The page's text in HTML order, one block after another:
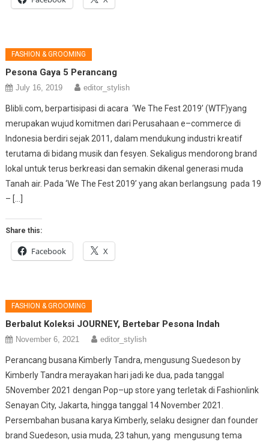
FASHION & GROOMING
Pesona Gaya 5 Perancang
July 16, 2019 editor_stylish
Blibli.com, berpartisipasi di acara ‘We The Fest 2019’ (WTF)yang
merupakan wujud komitmen dari Perusahaan e–commerce di
Indonesia berdiri sejak 2011, dalam mendukung industri kreatif
terutama di bidang musik dan fesyen. Sekaligus mendorong brand
lokal untuk terus berkreasi dan semakin dikenal generasi muda
Tanah air. Pada ‘We The Fest 2019’ yang akan berlangsung pada 19
– […]
Share this:
Facebook X
FASHION & GROOMING
Berbalut Koleksi JOURNEY, Bertebar Pesona Indah
November 6, 2021 editor_stylish
Perancang busana Kimberly Tandra, mengusung Suedeson by
Kimberly Tandra merayakan hari jadi ke dua, pada tanggal
5November 2021 dengan Pop–up store yang terletak di Fashionlink
Senayan City, Jakarta, hingga tanggal 14 November 2021.
Persembahan busana karya Kimberly, selaku designer dan founder
brand Suedeson, usia muda, 23 tahun, yang mengusung tema